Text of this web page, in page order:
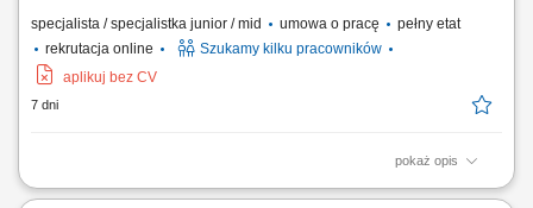
specjalista / specjalistka junior / mid umowa o pracę
pełny etat
rekrutacja online
Szukamy kilku pracowników
aplikuj bez CV
7 dni
pokaż opis
Zakres obowiązków: Telefoniczny kontakt z klientami zainteresowanymi